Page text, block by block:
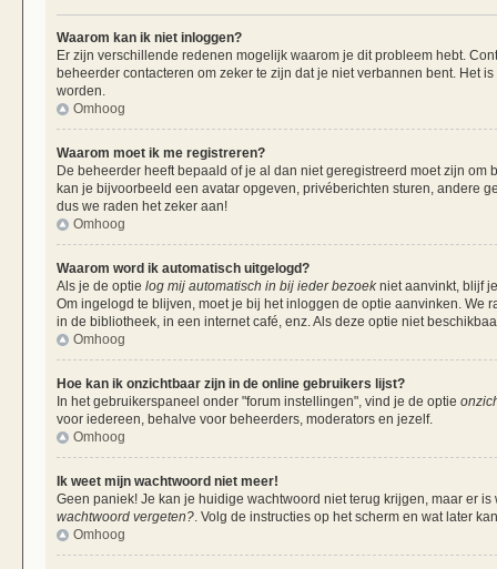
Waarom kan ik niet inloggen?
Er zijn verschillende redenen mogelijk waarom je dit probleem hebt.
beheerder contacteren om zeker te zijn dat je niet verbannen bent. Het
worden.
Omhoog
Waarom moet ik me registreren?
De beheerder heeft bepaald of je al dan niet geregistreerd moet zijn
kan je bijvoorbeeld een avatar opgeven, privéberichten sturen, andere
dus we raden het zeker aan!
Omhoog
Waarom word ik automatisch uitgelogd?
Als je de optie log mij automatisch in bij ieder bezoekniet aanvinkt, blijf
Om ingelogd te blijven, moet je bij het inloggen de optie aanvinken. We
in de bibliotheek, in een internet café, enz. Als deze optie niet
Omhoog
Hoe kan ik onzichtbaar zijn in de online gebruikers lijst?
In het gebruikerspaneel onder "forum instellingen", vind je de optie
voor iedereen, behalve voor beheerders, moderators en jezelf.
Omhoog
Ik weet mijn wachtwoord niet meer!
Geen paniek! Je kan je huidige wachtwoord niet terug krijgen, maar er
wachtwoord vergeten? . Volg de instructies op het scherm en wat later
Omhoog